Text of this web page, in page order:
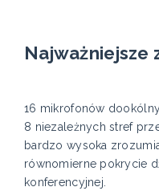
Najważniejsze
16 mikrofonów
8 niezależnych stref
bardzo wysoka
równomierne pokrycie
konferencyjnej.